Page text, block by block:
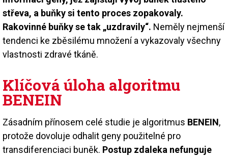
střeva, a buňky si tento proces zopakovaly.
Rakovinné buňky se tak „uzdravily“. Neměly nejmenší
tendenci ke zběsilému množení a vykazovaly všechny
vlastnosti zdravé tkáně.
Klíčová úloha algoritmu
BENEIN
Zásadním přínosem celé studie je algoritmus BENEIN,
protože dovoluje odhalit geny použitelné pro
transdiferenciaci buněk. Postup zdaleka nefunguje